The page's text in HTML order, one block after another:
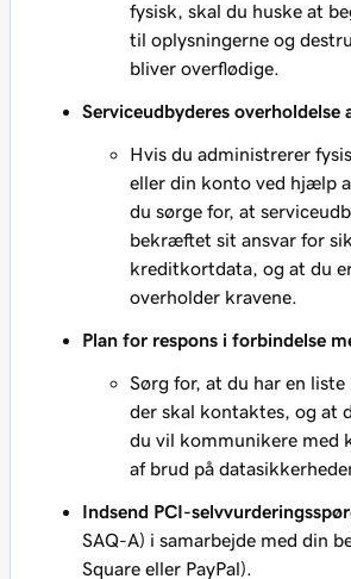
fysisk, skal du huske at
til oplysningerne og
bliver overflødige.
Serviceudbyderes overholdelse
Hvis du administrerer
eller din konto ved hjælp
du sørge for, at
bekræftet sit ansvar for
kreditkortdata, og at du
overholder kravene.
Plan for respons i forbindelse
Sørg for, at du har en liste
der skal kontaktes, og at
du vil kommunikere med
af brud på
Indsend PCI-
SAQ-A) i samarbejde med din
Square eller PayPal).